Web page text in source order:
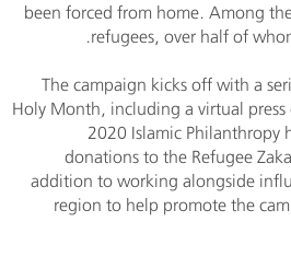
been forced from home. Among
refugees, over half of
The campaign kicks off with a
Holy Month, including a virtual
2020 Islamic
donations to the Refugee
addition to working alongside
region to help promote the